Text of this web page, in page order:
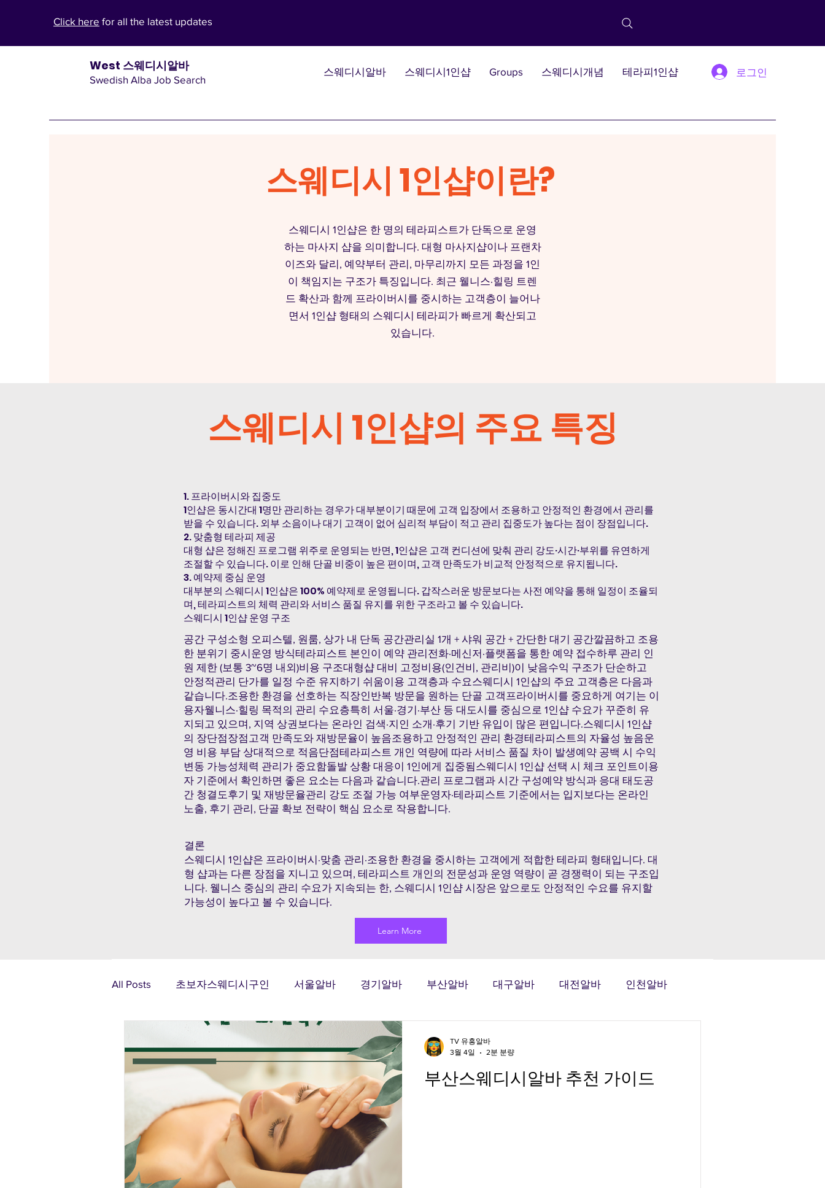
Click here for all the latest updates
West 스웨디시알바
Swedish Alba Job Search
스웨디시알바 스웨디시1인샵 Groups 스웨디시개념 테라피1인샵 로그인
스웨디시 1인샵이란?
스웨디시 1인샵은 한 명의 테라피스트가 단독으로 운영
하는 마사지 샵을 의미합니다. 대형 마사지샵이나 프랜차
이즈와 달리, 예약부터 관리, 마무리까지 모든 과정을 1인
이 책임지는 구조가 특징입니다. 최근 웰니스·힐링 트렌
드 확산과 함께 프라이버시를 중시하는 고객층이 늘어나
면서 1인샵 형태의 스웨디시 테라피가 빠르게 확산되고
있습니다.
스웨디시 1인샵의 주요 특징
1. 프라이버시와 집중도
1인샵은 동시간대 1명만 관리하는 경우가 대부분이기 때문에 고객 입장에서 조용하고 안정적인 환경에서 관리를
받을 수 있습니다. 외부 소음이나 대기 고객이 없어 심리적 부담이 적고 관리 집중도가 높다는 점이 장점입니다.
2. 맞춤형 테라피 제공
대형 샵은 정해진 프로그램 위주로 운영되는 반면, 1인샵은 고객 컨디션에 맞춰 관리 강도·시간·부위를 유연하게
조절할 수 있습니다. 이로 인해 단골 비중이 높은 편이며, 고객 만족도가 비교적 안정적으로 유지됩니다.
3. 예약제 중심 운영
대부분의 스웨디시 1인샵은 100% 예약제로 운영됩니다. 갑작스러운 방문보다는 사전 예약을 통해 일정이 조율되
며, 테라피스트의 체력 관리와 서비스 품질 유지를 위한 구조라고 볼 수 있습니다.
스웨디시 1인샵 운영 구조
공간 구성소형 오피스텔, 원룸, 상가 내 단독 공간관리실 1개 + 샤워 공간 + 간단한 대기 공간깔끔하고 조용
한 분위기 중시운영 방식테라피스트 본인이 예약 관리전화·메신저·플랫폼을 통한 예약 접수하루 관리 인
원 제한 (보통 3~6명 내외)비용 구조대형샵 대비 고정비용(인건비, 관리비)이 낮음수익 구조가 단순하고
안정적관리 단가를 일정 수준 유지하기 쉬움이용 고객층과 수요스웨디시 1인샵의 주요 고객층은 다음과
같습니다.조용한 환경을 선호하는 직장인반복 방문을 원하는 단골 고객프라이버시를 중요하게 여기는 이
용자웰니스·힐링 목적의 관리 수요층특히 서울·경기·부산 등 대도시를 중심으로 1인샵 수요가 꾸준히 유
지되고 있으며, 지역 상권보다는 온라인 검색·지인 소개·후기 기반 유입이 많은 편입니다.스웨디시 1인샵
의 장단점장점고객 만족도와 재방문율이 높음조용하고 안정적인 관리 환경테라피스트의 자율성 높음운
영 비용 부담 상대적으로 적음단점테라피스트 개인 역량에 따라 서비스 품질 차이 발생예약 공백 시 수익
변동 가능성체력 관리가 중요함돌발 상황 대응이 1인에게 집중됨스웨디시 1인샵 선택 시 체크 포인트이용
자 기준에서 확인하면 좋은 요소는 다음과 같습니다.관리 프로그램과 시간 구성예약 방식과 응대 태도공
간 청결도후기 및 재방문율관리 강도 조절 가능 여부운영자·테라피스트 기준에서는 입지보다는 온라인
노출, 후기 관리, 단골 확보 전략이 핵심 요소로 작용합니다.
결론
스웨디시 1인샵은 프라이버시·맞춤 관리·조용한 환경을 중시하는 고객에게 적합한 테라피 형태입니다. 대
형 샵과는 다른 장점을 지니고 있으며, 테라피스트 개인의 전문성과 운영 역량이 곧 경쟁력이 되는 구조입
니다. 웰니스 중심의 관리 수요가 지속되는 한, 스웨디시 1인샵 시장은 앞으로도 안정적인 수요를 유지할
가능성이 높다고 볼 수 있습니다.
Learn More
All Posts 초보자스웨디시구인 서울알바 경기알바 부산알바 대구알바 대전알바 인천알바
제주알바 마사지구인
스웨디시알바 스웨디시구인 스웨디시 스웨디시마사지 전국스웨디시알바
스웨디시 알바 전국알바 알바정보 알바사이트
사과농사 사과재배 과수농장
부산스웨디시알바 추천 가이드
TV 유흥알바
3월 4일
2분 분량